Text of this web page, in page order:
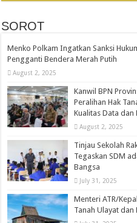
SOROT
Menko Polkam Ingatkan Sanksi
Pengganti Bendera Merah Putih
August 2, 2025
Kanwil BPN
Peralihan Hak
Kualitas Data dan
August 2, 2025
Tinjau Sekolah
Tegaskan SDM
Bangsa
July 31, 2025
Menteri ATR/
Tanah Ulayat dan